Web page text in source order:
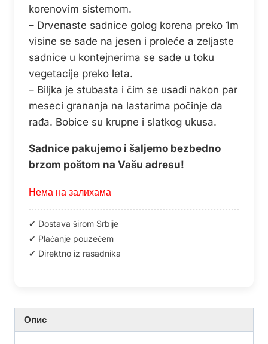
korenovim sistemom.
– Drvenaste sadnice golog korena preko 1m
visine se sade na jesen i proleće a zeljaste
sadnice u kontejnerima se sade u toku
vegetacije preko leta.
– Biljka je stubasta i čim se usadi nakon par
meseci grananja na lastarima počinje da
rađa. Bobice su krupne i slatkog ukusa.
Sadnice pakujemo i šaljemo bezbedno
brzom poštom na Vašu adresu!
Нема на залихама
Опис